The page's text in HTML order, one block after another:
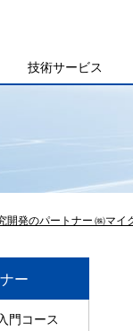
技術サービス
開発のパートナー ㈱マイ
ー
門コース